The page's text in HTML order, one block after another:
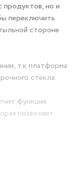
продуктов, но и
переключить
стороне
т.к платформа
стекла.
функция
позволяет